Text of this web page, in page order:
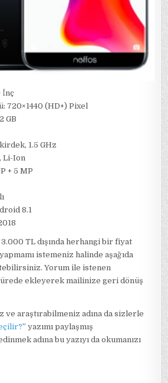
İnç
720×1440 (HD+) Pixel
GB
1.5 GHz
Li-Ion
+ 5 MP
8.1
TL dışında herhangi bir fiyat
istemeniz halinde aşağıda
Yorum ile istenen
ekleyerek mailinize geri dönüş
ve araştırabilmeniz adına da sizlerle
” yazımı paylaşmış
adına bu yazıyı da okumanızı